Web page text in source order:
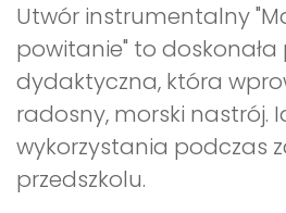
Utwór instrumentalny
powitanie" to
dydaktyczna, która
radosny, morski nastrój.
wykorzystania podczas
przedszkolu.